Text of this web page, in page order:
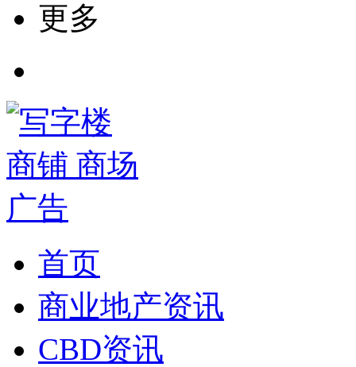
更多
首页
商业地产资讯
CBD资讯